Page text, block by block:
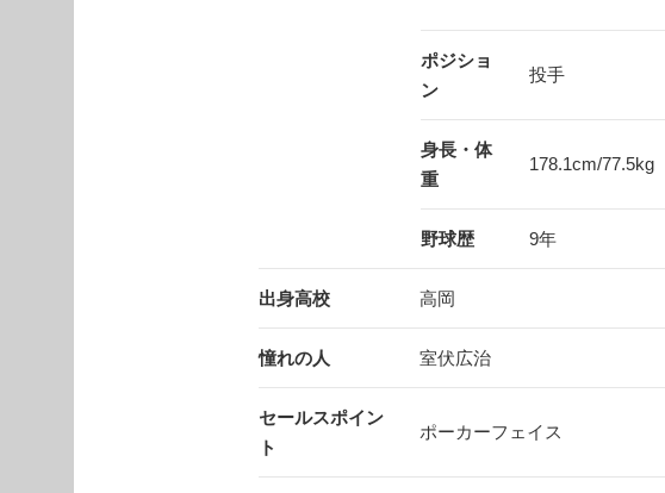
ポジショ
ン
投手
身長・体
重
178.1cm/77.5kg
野球歴 9年
出身高校 高岡
憧れの人 室伏広治
セールスポイン
ト
ポーカーフェイス